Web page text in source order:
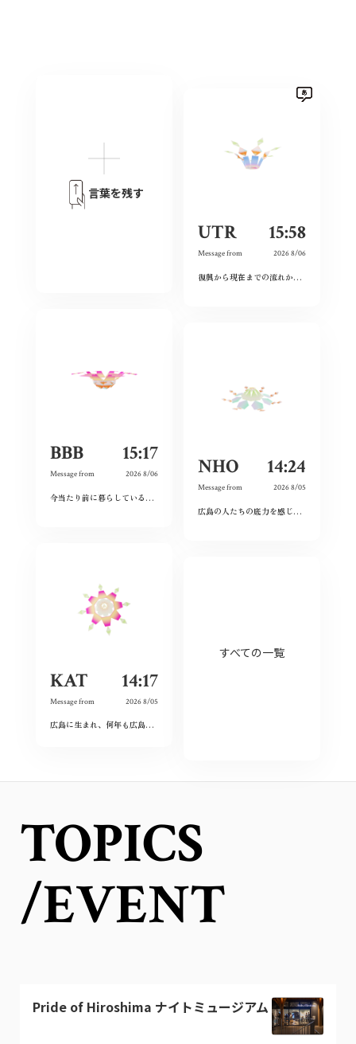
言葉を残す
UTR 15:58
Message from 2026 8/06
復興から現在までの流れから、広島という場所の力強さを感じた。
BBB 15:17
Message from 2026 8/06
今当たり前に暮らしている日々が特別なものに感じた。暗い気持ちになることなく、とても前向きにこれからの未来を精一杯生きて作りたいと感じました。
NHO 14:24
Message from 2026 8/05
広島の人たちの底力を感じた。今私たちはそれを受け継ぐことができているのだろうか。平和とは何か、問い続けたい。
KAT 14:17
Message from 2026 8/05
広島に生まれ、何年も広島を離れて過ごしたけれど、なぜか、常に広島に対する想いは持ち続けていた。
すべての一覧
TOPICS
/EVENT
Pride of Hiroshima ナイトミュージアム